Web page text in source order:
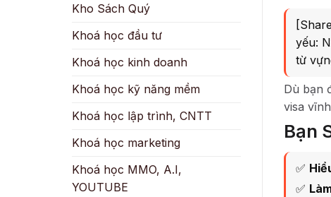
Kho Sách Quý
Khoá học đầu tư
Khoá học kinh doanh
Khoá học kỹ năng mềm
Khoá học lập trình, CNTT
Khoá học marketing
Khoá học MMO, A.I,
YOUTUBE
yếu:
từ
Dù bạn
visa
Bạn
✅
✅